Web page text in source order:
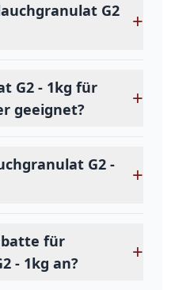
G2
+
G2 - 1kg für
geeignet?
+
G2 -
+
für
- 1kg an?
+